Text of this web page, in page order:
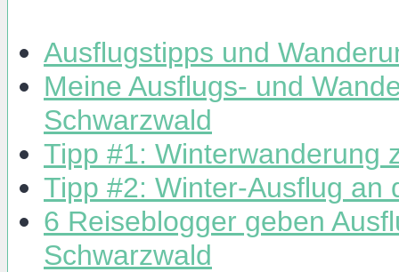
Ausflugstipps und
Meine Ausflugs- und
Schwarzwald
Tipp #1: Winterwanderung
Tipp #2: Winter-Ausflug an
6 Reiseblogger geben
Schwarzwald